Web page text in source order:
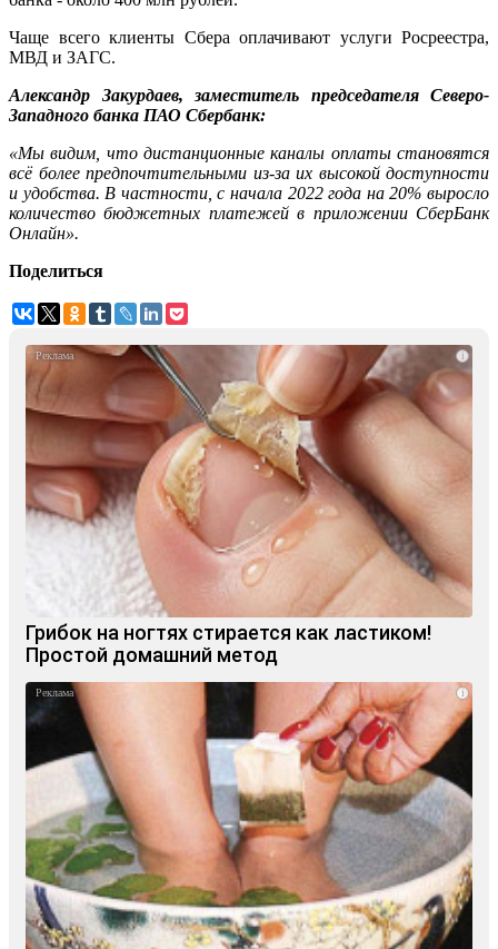
Чаще всего клиенты Сбера оплачивают услуги Росреестра,
МВД и ЗАГС.
Александр Закурдаев, заместитель председателя Северо-
Западного банка ПАО Сбербанк:
«Мы видим, что дистанционные каналы оплаты становятся
всё более предпочтительными из-за их высокой доступности
и удобства. В частности, с начала 2022 года на 20% выросло
количество бюджетных платежей в приложении СберБанк
Онлайн».
Поделиться
i
Грибок на ногтях стирается как ластиком!
Простой домашний метод
i